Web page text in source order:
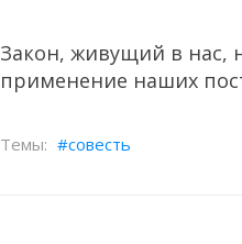
Закон, живущий в нас,
применение наших
совесть